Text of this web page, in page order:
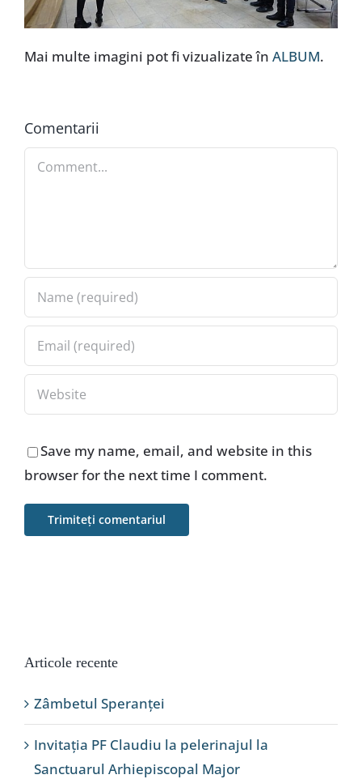
Mai multe imagini pot fi vizualizate în ALBUM.
Comentarii
Comment
Save my name, email, and website in this
browser for the next time I comment.
Articole recente
Zâmbetul Speranței
Invitația PF Claudiu la pelerinajul la
Sanctuarul Arhiepiscopal Major